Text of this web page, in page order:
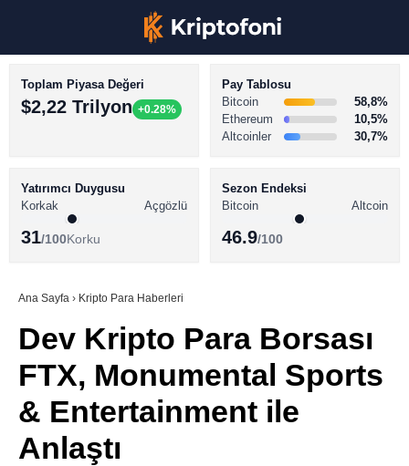
Youtube
TikTok
BİTCOİN HABERLERİ
ALTCOİN HABERLERİ
SÖZLÜK
Toplam Piyasa Değeri
$2,22 Trilyon +0.28%
Pay Tablosu
Bitcoin
58,8%
Ethereum
10,5%
Altcoinler
30,7%
Yatırımcı Duygusu
Korkak
Açgözlü
31/100Korku
Sezon Endeksi
Bitcoin
Altcoin
46.9/100
Ana Sayfa › Kripto Para Haberleri
Dev Kripto Para Borsası
FTX, Monumental Sports
& Entertainment ile
Anlaştı